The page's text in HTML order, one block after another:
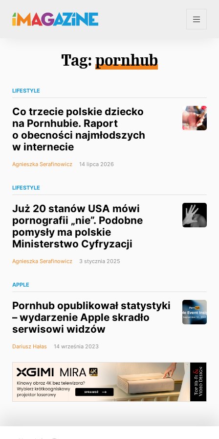
Tag: pornhub
LIFESTYLE
Co trzecie polskie dziecko
na Pornhubie. Raport
o obecności najmłodszych
w internecie
Agnieszka Serafinowicz 14 lipca 2026
LIFESTYLE
Już 20 stanów USA mówi
pornografii „nie”. Podobne
pomysły ma polskie
Ministerstwo Cyfryzacji
Agnieszka Serafinowicz 3 stycznia 2025
APPLE
Pornhub opublikował statystyki
– wydarzenie Apple skradło
serwisowi widzów
Dariusz Hałas 14 września 2023